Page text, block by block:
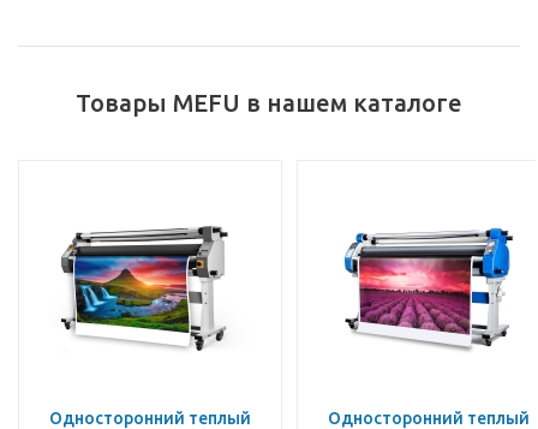
Товары MEFU в нашем каталоге
Односторонний теплый
Односторонний теплый